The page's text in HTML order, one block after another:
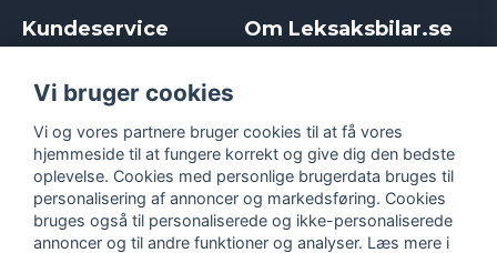
Kundeservice
Kampagner og rabatter
Reklamation
Policy chase cars
Returnera
Logga in
Om Leksaksbilar.se
Handelsbetingelser
Persondatapolitik
Cookies
Vi bruger cookies
Vi og vores partnere bruger cookies til at få vores
hjemmeside til at fungere korrekt og give dig den bedste
oplevelse. Cookies med personlige brugerdata bruges til
personalisering af annoncer og markedsføring. Cookies
bruges også til personaliserede og ikke-personaliserede
annoncer og til andre funktioner og analyser. Læs mere i